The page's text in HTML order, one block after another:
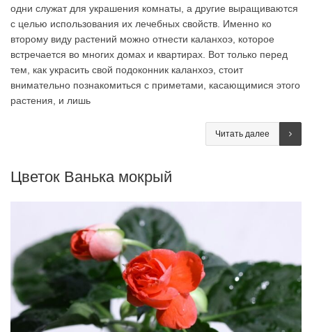
одни служат для украшения комнаты, а другие выращиваются
с целью использования их лечебных свойств. Именно ко
второму виду растений можно отнести каланхоэ, которое
встречается во многих домах и квартирах. Вот только перед
тем, как украсить свой подоконник каланхоэ, стоит
внимательно познакомиться с приметами, касающимися этого
растения, и лишь
Читать далее
Цветок Ванька мокрый